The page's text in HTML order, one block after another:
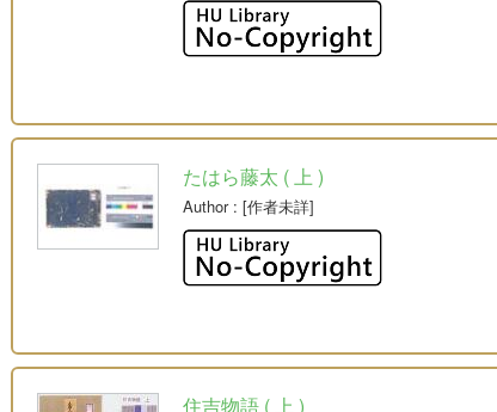
たはら藤太 ( 上 )
Author: [作者未詳]
住吉物語 ( 上 )